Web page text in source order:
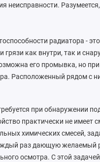
неисправности.
радиатора -
как внутри, так и
его промывка, но
Расположенный рядом с
при обнаружении
практически не
химических смесей,
раз дающую желаемый
осмотра. С этой